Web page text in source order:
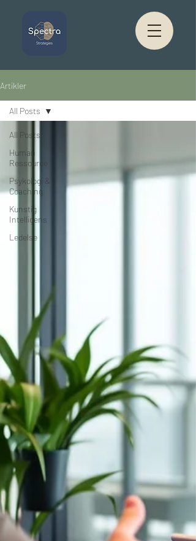
Artikler
All Posts
Human
Ressource
Psykologi &
Coaching
Kunstig
Intelligens
Ledelse
All Posts